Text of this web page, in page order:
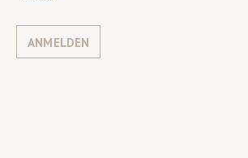
ANMELDEN